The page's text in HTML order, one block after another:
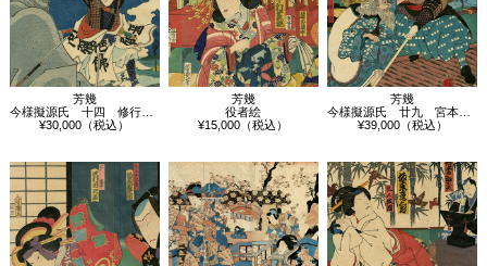
芳幾
今様擬源氏 十四 修行者合邦
¥30,000（税込）
芳幾
役者絵
¥15,000（税込）
芳幾
今様擬源氏 廿九 宮本無三四政名 笠原翁
¥39,000（税込）